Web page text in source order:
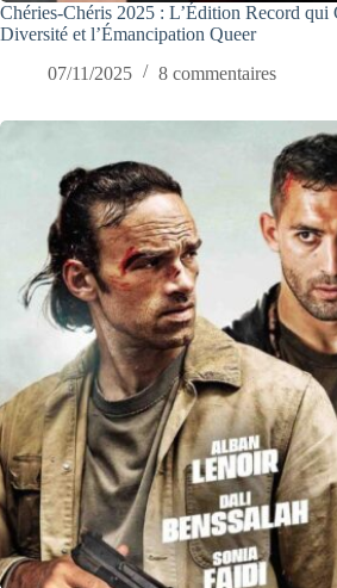
Chéries-Chéris 2025 : L’Édition Record qui
Diversité et l’Émancipation Queer
07/11/2025
8 commentaires